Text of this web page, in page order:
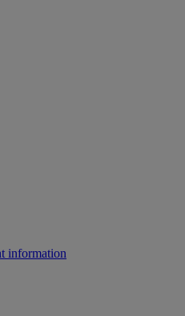
information